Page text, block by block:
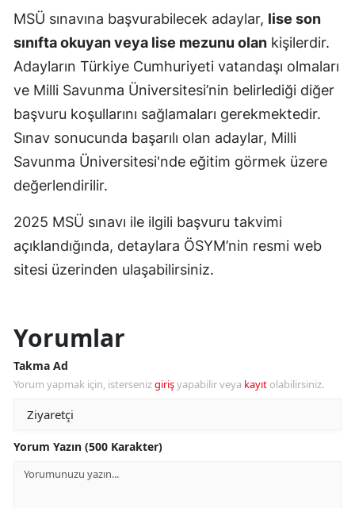
MSÜ sınavına başvurabilecek adaylar, lise son
sınıfta okuyan veya lise mezunu olan kişilerdir.
Adayların Türkiye Cumhuriyeti vatandaşı olmaları
ve Milli Savunma Üniversitesi’nin belirlediği diğer
başvuru koşullarını sağlamaları gerekmektedir.
Sınav sonucunda başarılı olan adaylar, Milli
Savunma Üniversitesi'nde eğitim görmek üzere
değerlendirilir.
2025 MSÜ sınavı ile ilgili başvuru takvimi
açıklandığında, detaylara ÖSYM’nin resmi web
sitesi üzerinden ulaşabilirsiniz.
Yorumlar
Takma Ad
Yorum yapmak için, istersenizgirişyapabilir veya kayıt olabilirsiniz.
Yorum Yazın (500 Karakter)